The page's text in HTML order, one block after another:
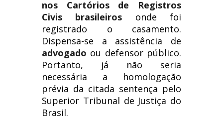
nos Cartórios de Registros
Civis brasileiros onde foi
registrado o casamento.
Dispensa-se a assistência de
advogado ou defensor público.
Portanto, já não seria
necessária a homologação
prévia da citada sentença pelo
Superior Tribunal de Justiça do
Brasil.